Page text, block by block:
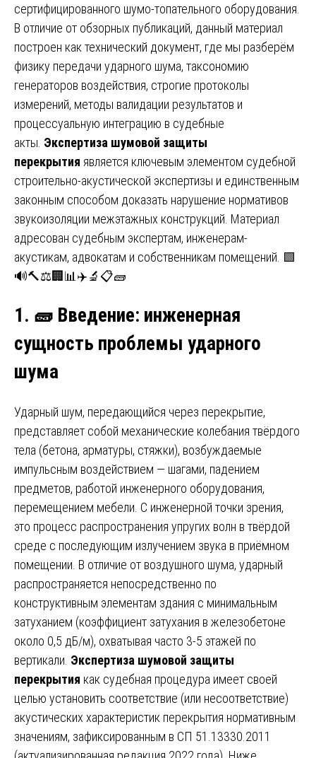
сертифицированного шумо-топательного оборудования.
В отличие от обзорных публикаций, данный материал
построен как технический документ, где мы разберём
физику передачи ударного шума, таксономию
генераторов воздействия, строгие протоколы
измерений, методы валидации результатов и
процессуальную интеграцию в судебные
акты. Экспертиза шумовой защиты
перекрытия является ключевым элементом судебной
строительно-акустической экспертизы и единственным
законным способом доказать нарушение нормативов
звукоизоляции межэтажных конструкций. Материал
адресован судебным экспертам, инженерам-
акустикам, адвокатам и собственникам помещений. 🟩
🔊🔨⚖️🏢📊✈️🔬📋🧱
1. 🧱 Введение: инженерная
сущность проблемы ударного
шума
Ударный шум, передающийся через перекрытие,
представляет собой механические колебания твёрдого
тела (бетона, арматуры, стяжки), возбуждаемые
импульсным воздействием — шагами, падением
предметов, работой инженерного оборудования,
перемещением мебели. С инженерной точки зрения,
это процесс распространения упругих волн в твёрдой
среде с последующим излучением звука в приёмном
помещении. В отличие от воздушного шума, ударный
распространяется непосредственно по
конструктивным элементам здания с минимальным
затуханием (коэффициент затухания в железобетоне
около 0,5 дБ/м), охватывая часто 3-5 этажей по
вертикали. Экспертиза шумовой защиты
перекрытия как судебная процедура имеет своей
целью установить соответствие (или несоответствие)
акустических характеристик перекрытия нормативным
значениям, зафиксированным в СП 51.13330.2011